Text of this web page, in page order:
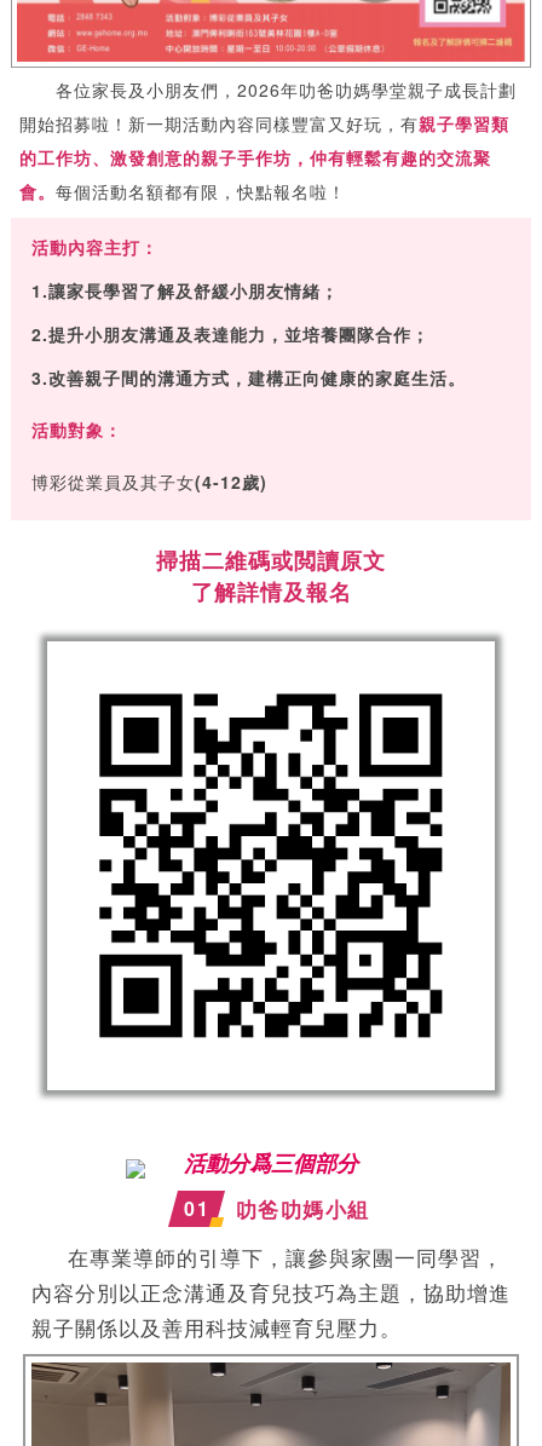
各位家長及小朋友們，2026年叻爸叻媽學堂親子成長計劃
開始招募啦！新一期活動內容同樣豐富又好玩，有親子學習類
的工作坊、激發創意的親子手作坊，仲有輕鬆有趣的交流聚
會。 每個活動名額都有限，快點報名啦！
活動內容主打：
1.讓家長學習了解及舒緩小朋友情緒；
2.提升小朋友溝通及表達能力，並培養團隊合作；
3.改善親子間的溝通方式，建構正向健康的家庭生活。
活動對象：
博彩從業員及其子女(4-12歲)
掃描二維碼或閲讀原文
了解詳情及報名
活動分爲三個部分
01 叻爸叻媽小組
在專業導師的引導下，讓參與家團一同學習，
內容分別以正念溝通及育兒技巧為主題，協助增進
親子關係以及善用科技減輕育兒壓力。